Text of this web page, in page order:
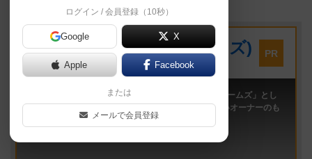
プレイスペース
キウイ！(旧:キウイゲームズ)
大阪府大阪市中央区森ノ宮中央2-8-2 永田中央ビル2階
PR
「キウイ！」は、2011年9月大阪日本橋で「キウイゲームズ」とし
てスタートしたボードゲームカフェです。 今は新しいオーナーのも
ログイン / 会員登録（10秒）
Google X
Apple Facebook
または
メールで会員登録